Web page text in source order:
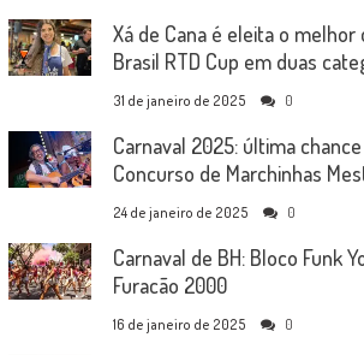
Xá de Cana é eleita o
Brasil RTD Cup em duas
31 de janeiro de 2025 0
Carnaval 2025: última
Concurso de Marchinhas
24 de janeiro de 2025 0
Carnaval de BH: Bloco Funk
Furacão 2000
16 de janeiro de 2025 0